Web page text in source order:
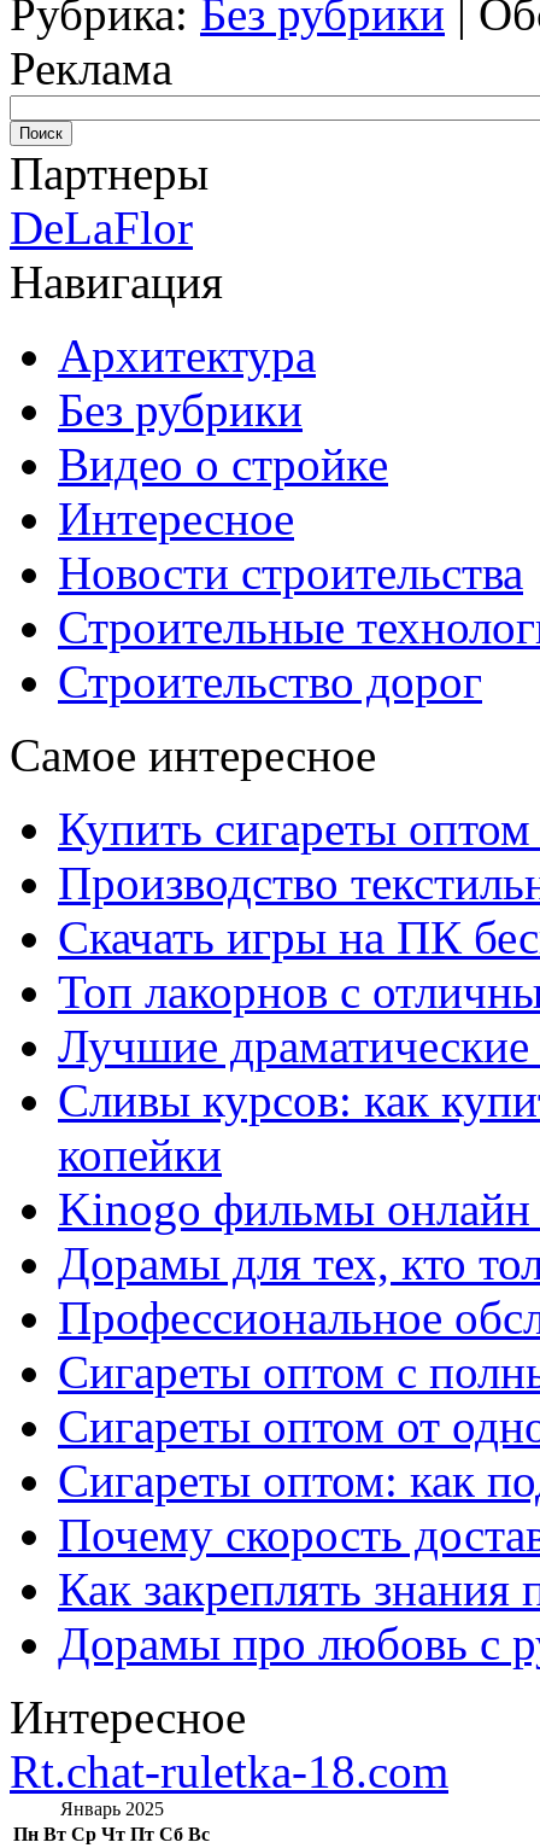
Рубрика: Без рубрики
Реклама
Партнеры
DeLaFlor
Навигация
Архитектура
Без рубрики
Видео о стройке
Интересное
Новости строительства
Строительные
Строительство дорог
Самое интересное
Купить сигареты
Производство
Скачать игры на ПК
Топ лакорнов с
Лучшие
Сливы курсов: как
копейки
Kinogo фильмы онлайн
Дорамы для тех, кто
Профессиональное
Сигареты оптом с
Сигареты оптом от
Сигареты оптом: как
Почему скорость
Как закреплять знания
Дорамы про любовь с
Интересное
Rt.chat-ruletka-18.com
Январь 2025
Пн Вт Ср Чт Пт Сб Вс